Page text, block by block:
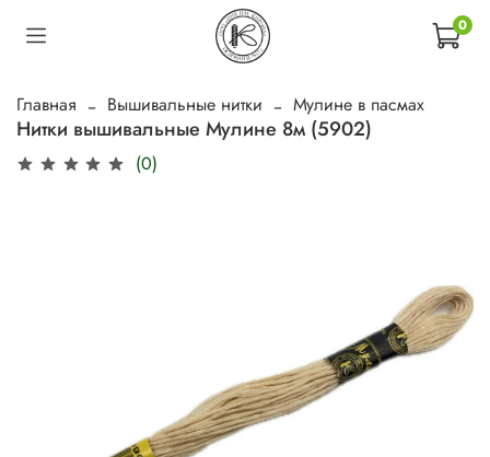
0
Главная Вышивальные нитки Мулине в пасмах
Нитки вышивальные Мулине 8м (5902)
(0)